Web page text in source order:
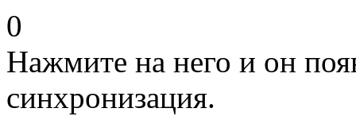
0
Нажмите на него и он
синхронизация.